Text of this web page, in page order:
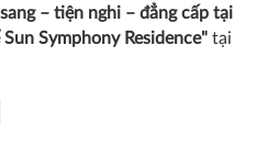
– tiện nghi – đẳng cấp tại
Symphony Residence" tại